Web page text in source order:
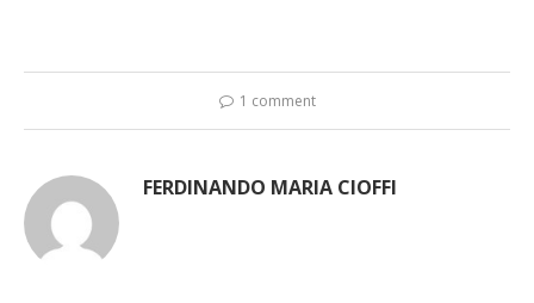
1 comment
FERDINANDO MARIA CIOFFI